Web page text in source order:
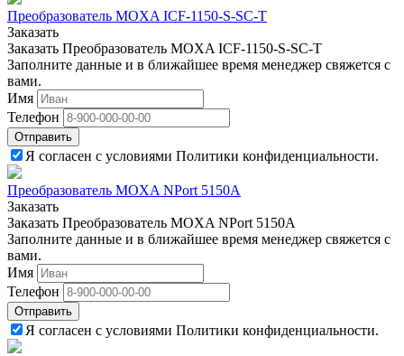
Преобразователь MOXA ICF-1150-S-SC-T
Заказать
Заказать Преобразователь MOXA ICF-1150-S-SC-T
Заполните данные и в ближайшее время менеджер свяжется с
вами.
Имя
Телефон
Отправить
Я согласен с условиями Политики конфиденциальности.
Преобразователь MOXA NPort 5150A
Заказать
Заказать Преобразователь MOXA NPort 5150A
Заполните данные и в ближайшее время менеджер свяжется с
вами.
Имя
Телефон
Отправить
Я согласен с условиями Политики конфиденциальности.